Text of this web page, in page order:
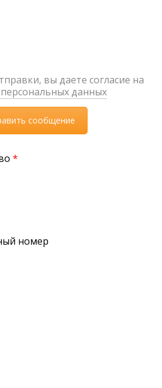
вы даете согласие на
данных
*
номер